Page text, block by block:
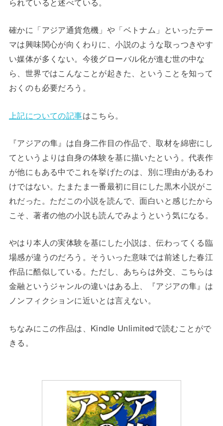
確かに「アジア通貨危機」や「ベトナム」といったテー
マは興味関心が向くわりに、小説のような取っつきやす
い媒体が多くない。今後グローバル化が進む世の中な
ら、世界ではこんなことが起きた、ということを知って
おくのも必要だろう。
上記についての記事はこちら。
『アジアの隼』は自身二作目の作品で、取材を綿密にし
てというよりは自身の体験を基に描いたという。代表作
が他にもある中でこれを挙げたのは、別に理由があるわ
けではない。たまたま一番最初に目にした黒木小説がこ
れだった。ただこの小説を読んで、面白いと感じたから
こそ、著者の他の小説も読んでみようという気になる。
やはり本人の実体験を基にした小説は、伝わってくる臨
場感が違うのだろう。そういった意味では前述した春江
作品に酷似している。ただし、あちらは外交、こちらは
金融というジャンルの違いはある上、『アジアの隼』は
ノンフィクションに近いとは言えない。
ちなみにこの作品は、Kindle Unlimitedで読むことがで
きる。